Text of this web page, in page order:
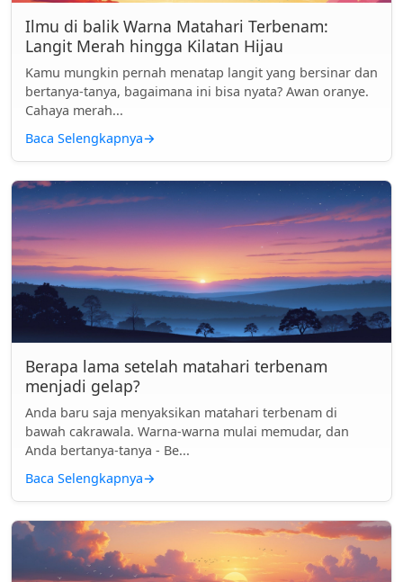
Ilmu di balik Warna Matahari Terbenam:
Langit Merah hingga Kilatan Hijau
Kamu mungkin pernah menatap langit yang bersinar dan
bertanya-tanya, bagaimana ini bisa nyata? Awan oranye.
Cahaya merah...
Baca Selengkapnya→
Berapa lama setelah matahari terbenam
menjadi gelap?
Anda baru saja menyaksikan matahari terbenam di
bawah cakrawala. Warna-warna mulai memudar, dan
Anda bertanya-tanya - Be...
Baca Selengkapnya→